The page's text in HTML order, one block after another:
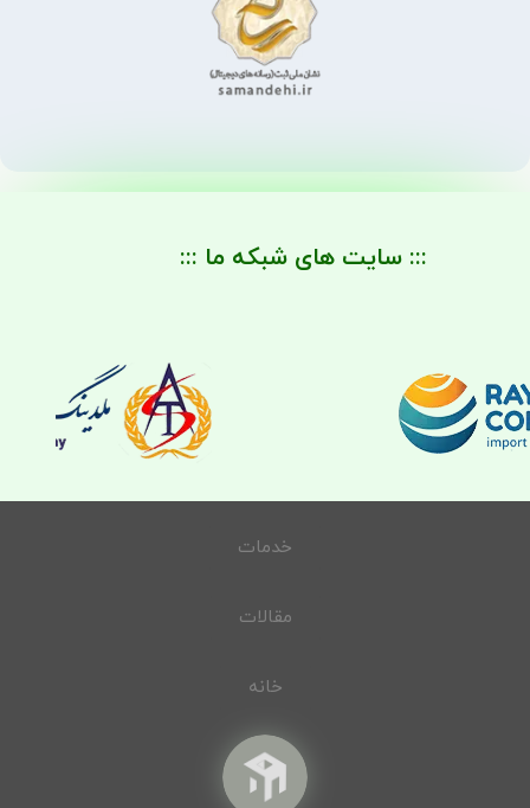
::: سایت های شبکه ما :::
خدمات
مقالات
خانه